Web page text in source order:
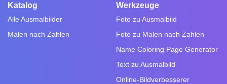
Katalog
Alle Ausmalbilder
Malen nach Zahlen
Werkzeuge
Foto zu Ausmalbild
Foto zu Malen nach Zahlen
Name Coloring Page Generator
Text zu Ausmalbild
Online-Bildverbesserer